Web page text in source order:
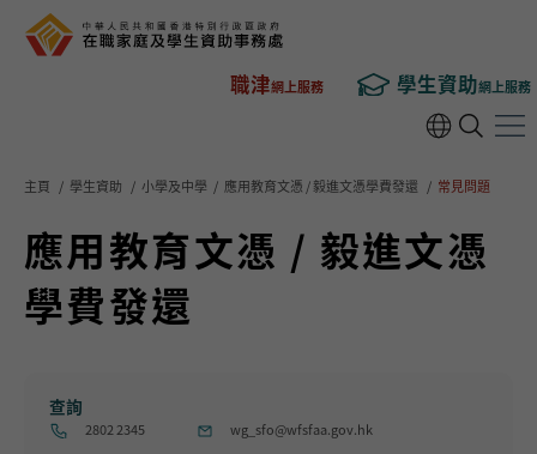
職津網上服務 學生資助網上服務
主頁 / 學生資助 / 小學及中學 / 應用教育文憑 / 毅進文憑學費發還 / 常見問題
應用教育文憑 / 毅進文憑
學費發還
查詢
2802 2345 wg_sfo@wfsfaa.gov.hk